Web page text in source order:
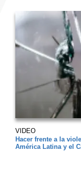
VIDEO
Hacer frente a la
América Latina y el